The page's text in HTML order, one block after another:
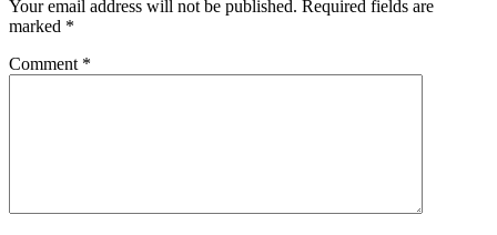
Your email address will not be published. Required fields are
marked *
Comment *